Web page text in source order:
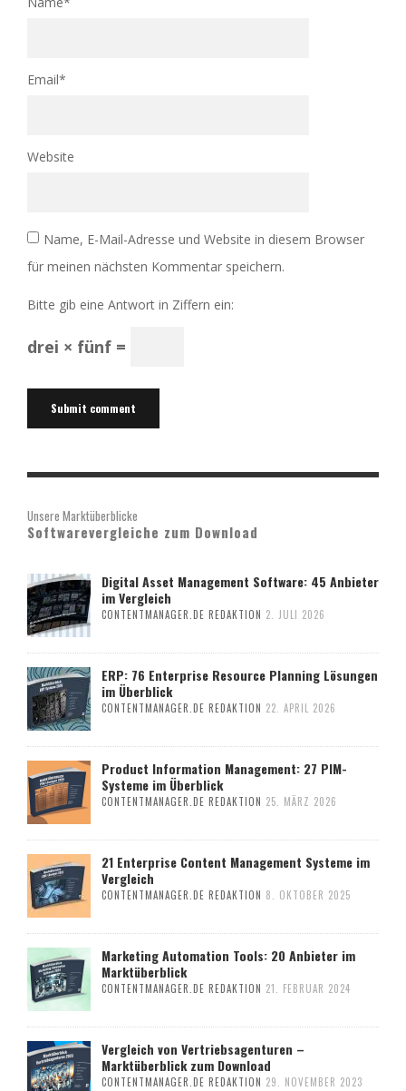
Email*
Website
Name, E-Mail-Adresse und Website in diesem Browser
für meinen nächsten Kommentar speichern.
Bitte gib eine Antwort in Ziffern ein:
drei × fünf =
Unsere Marktüberblicke
Softwarevergleiche zum Download
Digital Asset Management Software: 45 Anbieter
im Vergleich
CONTENTMANAGER.DE REDAKTION 2. JULI 2026
ERP: 76 Enterprise Resource Planning Lösungen
im Überblick
CONTENTMANAGER.DE REDAKTION 22. APRIL 2026
Product Information Management: 27 PIM-
Systeme im Überblick
CONTENTMANAGER.DE REDAKTION 25. MÄRZ 2026
21 Enterprise Content Management Systeme im
Vergleich
CONTENTMANAGER.DE REDAKTION 8. OKTOBER 2025
Marketing Automation Tools: 20 Anbieter im
Marktüberblick
CONTENTMANAGER.DE REDAKTION 21. FEBRUAR 2024
Vergleich von Vertriebsagenturen –
Marktüberblick zum Download
CONTENTMANAGER.DE REDAKTION 29. NOVEMBER 2023